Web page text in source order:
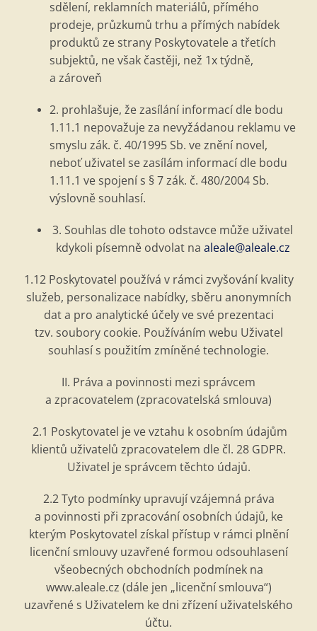
sdělení, reklamních materiálů, přímého
prodeje, průzkumů trhu a přímých nabídek
produktů ze strany Poskytovatele a třetích
subjektů, ne však častěji, než 1x týdně,
a zároveň
2. prohlašuje, že zasílání informací dle bodu
1.11.1 nepovažuje za nevyžádanou reklamu ve
smyslu zák. č. 40/1995 Sb. ve znění novel,
neboť uživatel se zasílám informací dle bodu
1.11.1 ve spojení s § 7 zák. č. 480/2004 Sb.
výslovně souhlasí.
3. Souhlas dle tohoto odstavce může uživatel
kdykoli písemně odvolat na aleale@aleale.cz
1.12 Poskytovatel používá v rámci zvyšování kvality
služeb, personalizace nabídky, sběru anonymních
dat a pro analytické účely ve své prezentaci
tzv. soubory cookie. Používáním webu Uživatel
souhlasí s použitím zmíněnétechnologie.
II. Práva a povinnosti mezi správcem
a zpracovatelem (zpracovatelská smlouva)
2.1 Poskytovatel je ve vztahu k osobním údajům
klientů uživatelů zpracovatelem dle čl. 28 GDPR.
Uživatel je správcem těchto údajů.
2.2 Tyto podmínky upravují vzájemná práva
a povinnosti při zpracování osobních údajů, ke
kterým Poskytovatel získal přístup v rámci plnění
licenční smlouvy uzavřenéformou odsouhlasení
všeobecných obchodních podmínek na
www.aleale.cz (dále jen „licenční smlouva“)
uzavřené s Uživatelem ke dni zřízení uživatelského
účtu.